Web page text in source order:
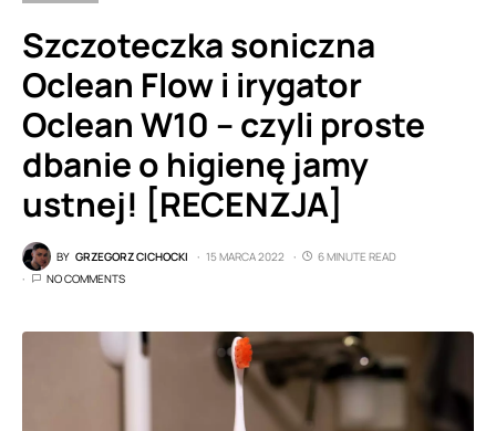
Szczoteczka soniczna
Oclean Flow i irygator
Oclean W10 – czyli proste
dbanie o higienę jamy
ustnej! [RECENZJA]
BY GRZEGORZ CICHOCKI 15 MARCA 2022
6 MINUTE READ
NO COMMENTS